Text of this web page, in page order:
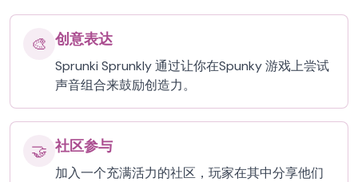
🎨 创意表达
Sprunki Sprunkly 通过让你在Spunky 游戏上尝试
声音组合来鼓励创造力。
🤝 社区参与
加入一个充满活力的社区，玩家在其中分享他们